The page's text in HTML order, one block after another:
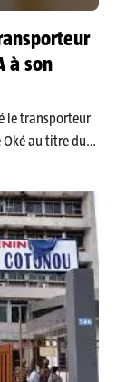
à son
le transporteur
Oké au titre du
Le